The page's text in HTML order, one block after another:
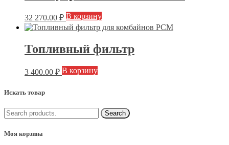
32 270.00 ₽ В корзину
Топливный фильтр
3 400.00 ₽ В корзину
Искать товар
Моя корзина